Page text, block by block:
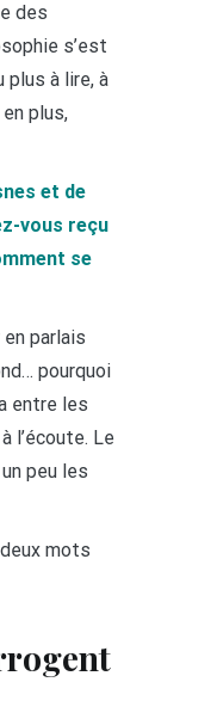
des
s’est
à lire, à
plus,
et de
vous reçu
se
parlais
pourquoi
entre les
l’écoute. Le
peu les
mots